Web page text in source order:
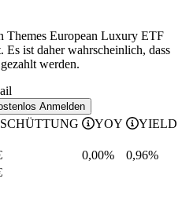
Themes European Luxury ETF
ist daher wahrscheinlich, dass
werden.
Anmelden
YOY YIELD
0,00% 0,96%